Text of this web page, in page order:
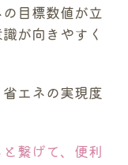
目標数値が立
が向きやすく
エネの実現度
繋げて、便利